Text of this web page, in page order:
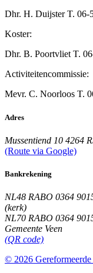
Dhr. H. DuijsterT. 06-
Koster:
Dhr. B. Poortvliet T.
Activiteitencommissie:
Mevr. C. Noorloos T.
Adres
Mussentiend 10 4264
(Route via Google)
Bankrekening
NL48 RABO 0364
(kerk)
NL70 RABO 0364
Gemeente Veen
(QR code)
© 2026 Gereformeerde